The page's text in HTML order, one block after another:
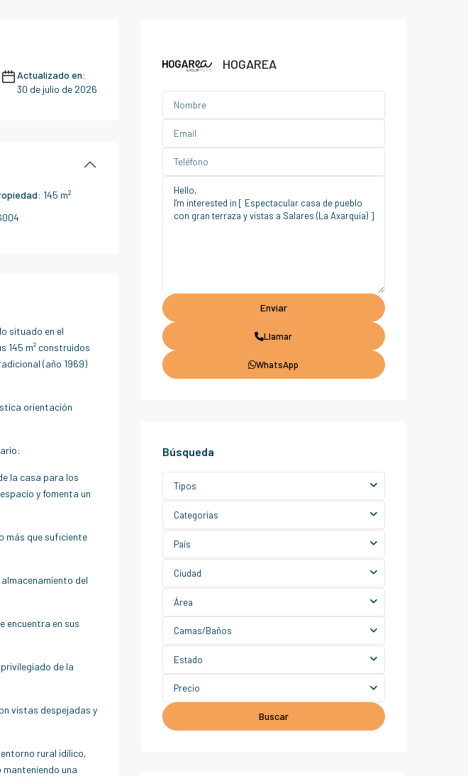
Actualizado en:
30 de julio de 2026
145 m2
situado en el
145 m² construidos
(año 1969)
orientación
la casa para los
y fomenta un
más que suficiente
del
encuentra en sus
de la
vistas despejadas y
rural idílico,
una
HOGAREA
Llamar
WhatsApp
Búsqueda
Tipos
Categorías
País
Ciudad
Área
Camas/Baños
Estado
Precio
Buscar